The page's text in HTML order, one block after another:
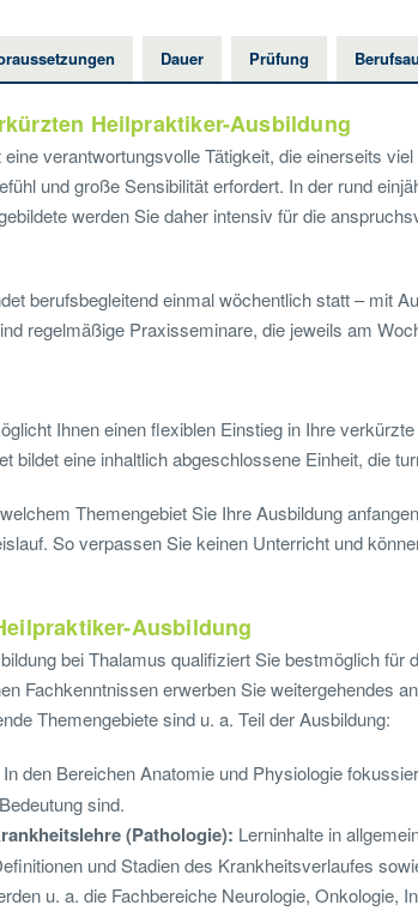
Dauer Prüfung
Heilpraktiker-Ausbildung
verantwortungsvolle Tätigkeit, die einerseits
und große Sensibilität erfordert. In der rund
werden Sie daher intensiv für die
berufsbegleitend einmal wöchentlich statt – mit
regelmäßige Praxisseminare, die jeweils am
Ihnen einen flexiblen Einstieg in Ihre
bildet eine inhaltlich abgeschlossene Einheit, die
Themengebiet Sie Ihre Ausbildung
So verpassen Sie keinen Unterricht und
Ausbildung
bei Thalamus qualifiziert Sie bestmöglich für
Fachkenntnissen erwerben Sie weitergehendes
Themengebiete sind u. a. Teil der Ausbildung:
In den Bereichen Anatomie und Physiologie
sind.
(Pathologie): Lerninhalte in
und Stadien des Krankheitsverlaufes
u. a. die Fachbereiche Neurologie, Onkologie,